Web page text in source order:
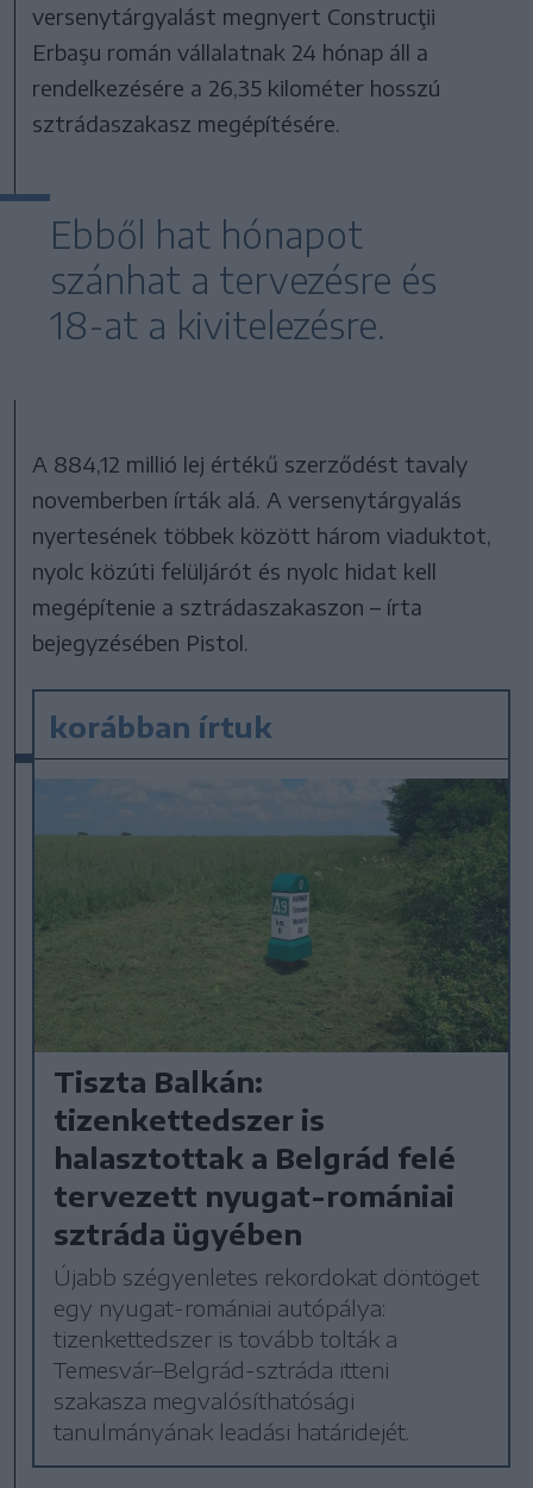
versenytárgyalást megnyert Construcţii
Erbaşu román vállalatnak 24 hónap áll a
rendelkezésére a 26,35 kilométer hosszú
sztrádaszakasz megépítésére.
Ebből hat hónapot
szánhat a tervezésre és
18-at a kivitelezésre.
A 884,12 millió lej értékű szerződést tavaly
novemberben írták alá. A versenytárgyalás
nyertesének többek között három viaduktot,
nyolc közúti felüljárót és nyolc hidat kell
megépítenie a sztrádaszakaszon – írta
bejegyzésében Pistol.
korábban írtuk
Tiszta Balkán:
tizenkettedszer is
halasztottak a Belgrád felé
tervezett nyugat-romániai
sztráda ügyében
Újabb szégyenletes rekordokat döntöget
egy nyugat-romániai autópálya:
tizenkettedszer is tovább tolták a
Temesvár–Belgrád-sztráda itteni
szakasza megvalósíthatósági
tanulmányának leadási határidejét.